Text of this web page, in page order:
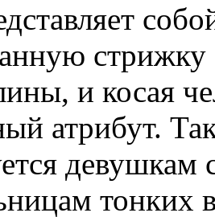
стрижку
и косая
атрибут.
тонких